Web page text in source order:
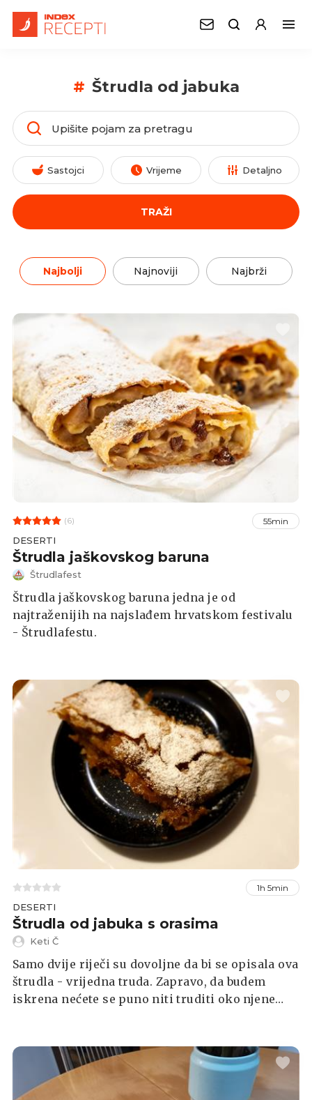
# Štrudla od jabuka
Sastojci Vrijeme Detaljno
TRAŽI
Najbolji Najnoviji Najbrži
(6) 55min
DESERTI
Štrudla jaškovskog baruna
Štrudlafest
Štrudla jaškovskog baruna jedna je od
najtraženijih na najslađem hrvatskom festivalu
- Štrudlafestu.
1h 5min
DESERTI
Štrudla od jabuka s orasima
Keti Č
Samo dvije riječi su dovoljne da bi se opisala ova
štrudla - vrijedna truda. Zapravo, da budem
iskrena nećete se puno niti truditi oko njene
dok se ne ispeče.